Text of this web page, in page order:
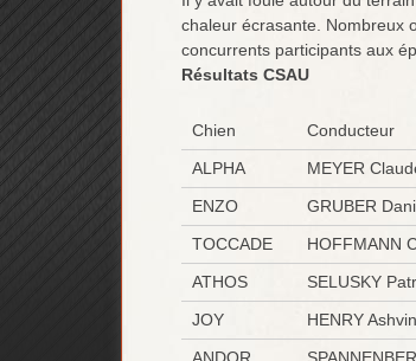
chaleur écrasante. Nombreux
concurrents participants aux
Résultats CSAU
Chien Conducteur
ALPHA
MEYER
ENZO
GRUBER
TOCCADE
HOFFMANN
ATHOS
SELUSKY
JOY
HENRY
ANDOR